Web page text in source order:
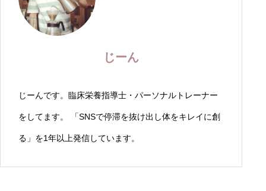
じーん
じーんです。臨床栄養指導士・パーソナルトレーナー
をしてます。 「SNSで停滞を抜け出し体をキレイに創
る」を1年以上発信しています。